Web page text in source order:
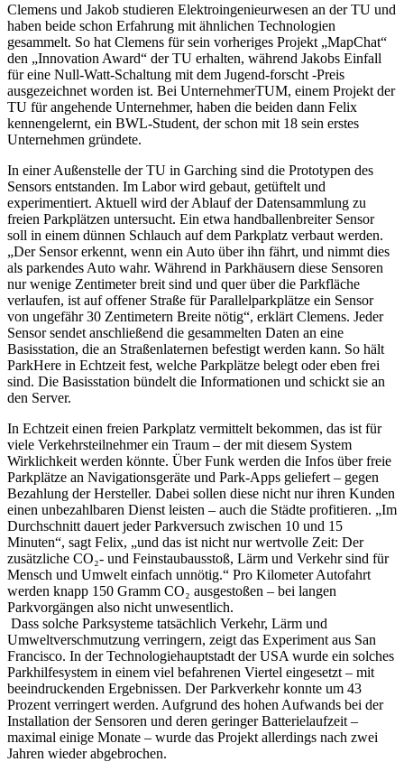
Clemens und Jakob studieren Elektroingenieurwesen an der TU und
haben beide schon Erfahrung mit ähnlichen Technologien
gesammelt. So hat Clemens für sein vorheriges Projekt „MapChat“
den „Innovation Award“ der TU erhalten, während Jakobs Einfall
für eine Null-Watt-Schaltung mit dem Jugend-forscht -Preis
ausgezeichnet worden ist. Bei UnternehmerTUM, einem Projekt der
TU für angehende Unternehmer, haben die beiden dann Felix
kennengelernt, ein BWL-Student, der schon mit 18 sein erstes
Unternehmen gründete.
In einer Außenstelle der TU in Garching sind die Prototypen des
Sensors entstanden. Im Labor wird gebaut, getüftelt und
experimentiert. Aktuell wird der Ablauf der Datensammlung zu
freien Parkplätzen untersucht. Ein etwa handballenbreiter Sensor
soll in einem dünnen Schlauch auf dem Parkplatz verbaut werden.
„Der Sensor erkennt, wenn ein Auto über ihn fährt, und nimmt dies
als parkendes Auto wahr. Während in Parkhäusern diese Sensoren
nur wenige Zentimeter breit sind und quer über die Parkfläche
verlaufen, ist auf offener Straße für Parallelparkplätze ein Sensor
von ungefähr 30 Zentimetern Breite nötig“, erklärt Clemens. Jeder
Sensor sendet anschließend die gesammelten Daten an eine
Basisstation, die an Straßenlaternen befestigt werden kann. So hält
ParkHere in Echtzeit fest, welche Parkplätze belegt oder eben frei
sind. Die Basisstation bündelt die Informationen und schickt sie an
den Server.
In Echtzeit einen freien Parkplatz vermittelt bekommen, das ist für
viele Verkehrsteilnehmer ein Traum – der mit diesem System
Wirklichkeit werden könnte. Über Funk werden die Infos über freie
Parkplätze an Navigationsgeräte und Park-Apps geliefert – gegen
Bezahlung der Hersteller. Dabei sollen diese nicht nur ihren Kunden
einen unbezahlbaren Dienst leisten – auch die Städte profitieren. „Im
Durchschnitt dauert jeder Parkversuch zwischen 10 und 15
Minuten“, sagt Felix, „und das ist nicht nur wertvolle Zeit: Der
zusätzliche CO₂- und Feinstaubausstoß, Lärm und Verkehr sind für
Mensch und Umwelt einfach unnötig.“ Pro Kilometer Autofahrt
werden knapp 150 Gramm CO₂ ausgestoßen – bei langen
Parkvorgängen also nicht unwesentlich.
Dass solche Parksysteme tatsächlich Verkehr, Lärm und
Umweltverschmutzung verringern, zeigt das Experiment aus San
Francisco. In der Technologiehauptstadt der USA wurde ein solches
Parkhilfesystem in einem viel befahrenen Viertel eingesetzt – mit
beeindruckenden Ergebnissen. Der Parkverkehr konnte um 43
Prozent verringert werden. Aufgrund des hohen Aufwands bei der
Installation der Sensoren und deren geringer Batterielaufzeit –
maximal einige Monate – wurde das Projekt allerdings nach zwei
Jahren wieder abgebrochen.